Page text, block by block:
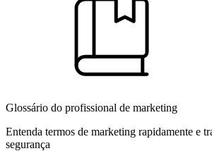
Glossário do profissional de marketing
Entenda termos de marketing rapidamente e
segurança